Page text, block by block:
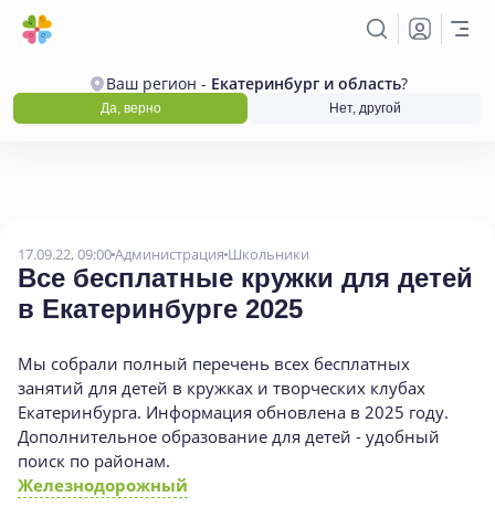
Ваш регион - Екатеринбург и область?
Да, верно Нет, другой
17.09.22, 09:00Администрация Школьники
Все бесплатные кружки для детей
в Екатеринбурге 2025
Мы собрали полный перечень всех бесплатных
занятий для детей в кружках и творческих клубах
Екатеринбурга. Информация обновлена в 2025 году.
Дополнительное образование для детей - удобный
поиск по районам.
Железнодорожный